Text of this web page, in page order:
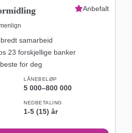
Anbefalt
samarbeid
23 forskjellige banker
for deg
LÅNEBELØP
5 000–800 000
NEDBETALING
1-5 (15) år